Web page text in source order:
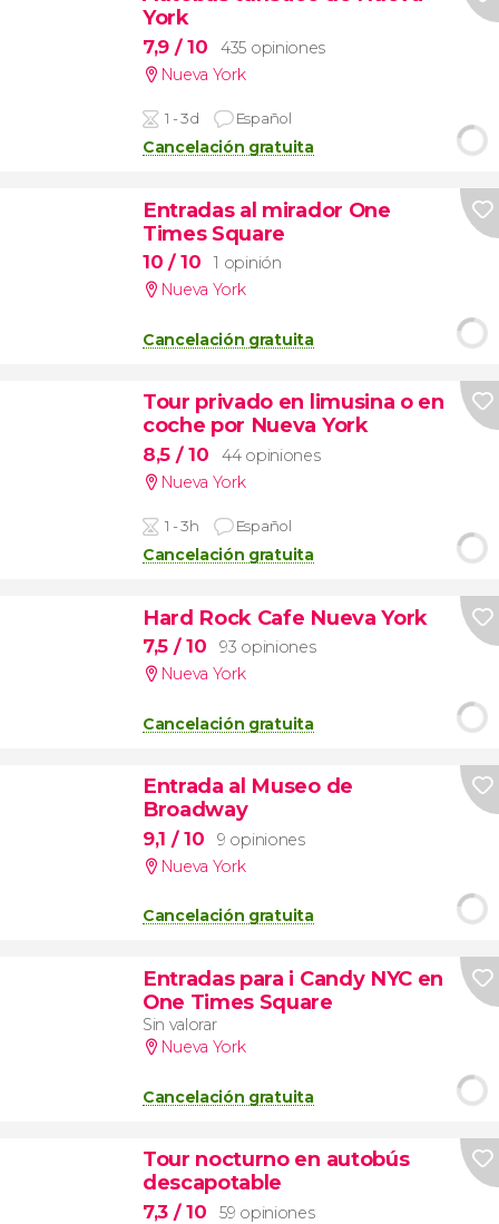
York
7,9 / 10
435 opiniones
Nueva York
1 - 3d Español
Cancelación gratuita
Entradas al mirador One
Times Square
10 / 10
1 opinión
Nueva York
Cancelación gratuita
Tour privado en limusina o en
coche por Nueva York
8,5 / 10
44 opiniones
Nueva York
1 - 3h Español
Cancelación gratuita
Hard Rock Cafe Nueva York
7,5 / 10
93 opiniones
Nueva York
Cancelación gratuita
Entrada al Museo de
Broadway
9,1 / 10
9 opiniones
Nueva York
Cancelación gratuita
Entradas para i Candy NYC en
One Times Square
Sin valorar
Nueva York
Cancelación gratuita
Tour nocturno en autobús
descapotable
7,3 / 10
59 opiniones